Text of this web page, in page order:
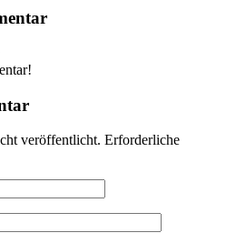
veröffentlicht. Erforderliche